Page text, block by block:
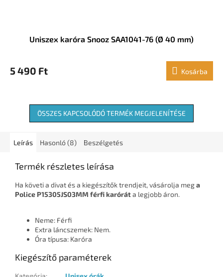
Uniszex karóra Snooz SAA1041-76 (Ø 40 mm)
5 490 Ft Kosárba
ÖSSZES KAPCSOLÓDÓ TERMÉK MEGJELENÍTÉSE
Leírás Hasonló (8) Beszélgetés
Termék részletes leírása
Ha követi a divat és a kiegészítők trendjeit, vásárolja mega
Police P15305JS03MM férfi karóráta legjobb áron.
Neme: Férfi
Extra láncszemek: Nem.
Óra típusa: Karóra
Kiegészítő paraméterek